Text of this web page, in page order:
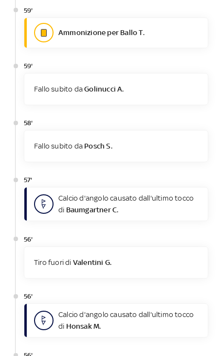
59'
Ammonizione per Ballo T.
59'
Fallo subito daGolinucci A.
58'
Fallo subito da Posch S.
57'
Calcio d'angolo causato dall'ultimo tocco
di Baumgartner C.
56'
Tiro fuori di Valentini G.
56'
Calcio d'angolo causato dall'ultimo tocco
di Honsak M.